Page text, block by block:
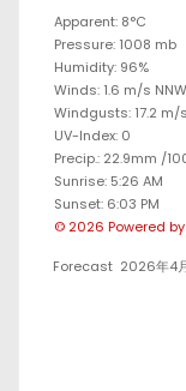
Apparent: 8°C
Pressure: 1008 mb
Humidity: 96%
Winds: 1.6 m/s NNW
Windgusts: 17.2 m/s
UV-Index: 0
Precip.: 22.9mm /
Sunrise: 5:26 AM
Sunset: 6:03 PM
© 2026 Powered
Forecast 2026年4